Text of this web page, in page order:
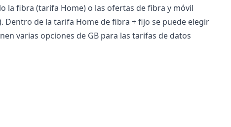
la fibra (tarifa Home) o las ofertas de fibra y móvil
Dentro de la tarifa Home de fibra + fijo se puede elegir
varias opciones de GB para las tarifas de datos